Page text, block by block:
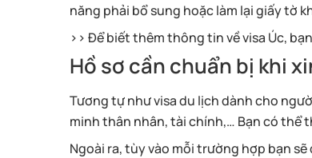
năng phải bổ sung hoặc làm lại giấy tờ
>> Để biết thêm thông tin về visa Úc,
Hồ sơ cần chuẩn bị khi
Tương tự như visa du lịch dành cho
minh thân nhân, tài chính,… Bạn có thể
Ngoài ra, tùy vào mỗi trường hợp bạn